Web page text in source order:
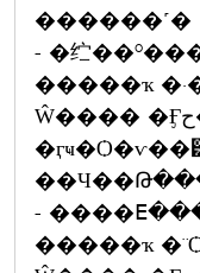
������˹�
- �纻
Ŵ���� �Ӻح������ѵ��
-
�����ҡ